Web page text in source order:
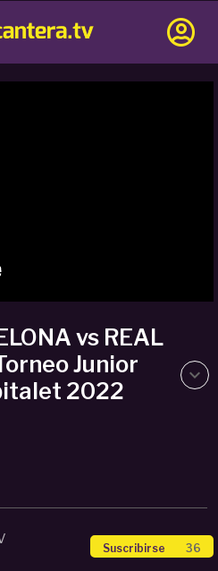
vs REAL
Junior
2022
Suscribirse 36